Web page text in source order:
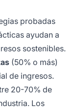
probadas
ayudan a
sostenibles.
(50% o más)
de ingresos.
20-70% de
Los